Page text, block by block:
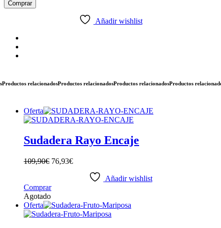
Sequin
Comprar
Añadir wishlist
relacionadosProductos relacionadosProductos relacionadosProductos relacionados
Oferta
Sudadera Rayo Encaje
109,90€ 76,93€
Añadir wishlist
Comprar
Agotado
Oferta